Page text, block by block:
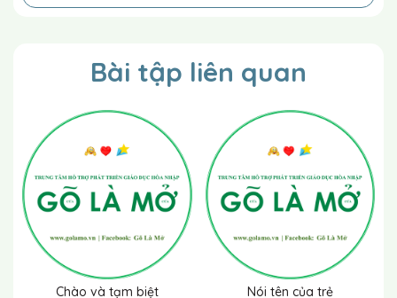
Nếu trẻ không trả lời / thực hiện được kể cả
Bài tập liên quan
Chào và tạm biệt Nói tên của trẻ